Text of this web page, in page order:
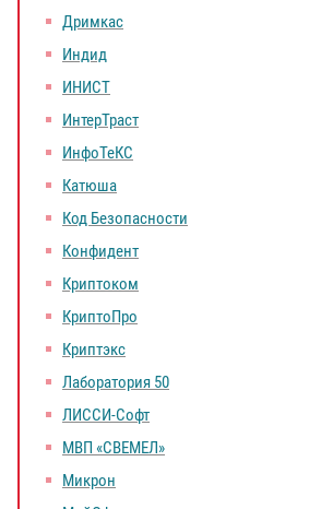
Дримкас
Индид
ИНИСТ
ИнтерТраст
ИнфоТеКС
Катюша
Код Безопасности
Конфидент
Криптоком
КриптоПро
Криптэкс
Лаборатория 50
ЛИССИ-Софт
МВП «СВЕМЕЛ»
Микрон